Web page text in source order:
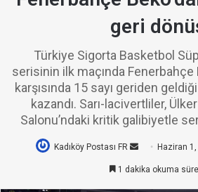
geri
Türkiye Sigorta Basketbol
serisinin ilk maçında Fenerbahçe
karşısında 15 sayı geriden
kazandı. Sarı-lacivertliler,
Salonu’ndaki kritik galibiyetle
Kadıköy Postası FR
Bir
e-
Haziran
1 dakika okuma